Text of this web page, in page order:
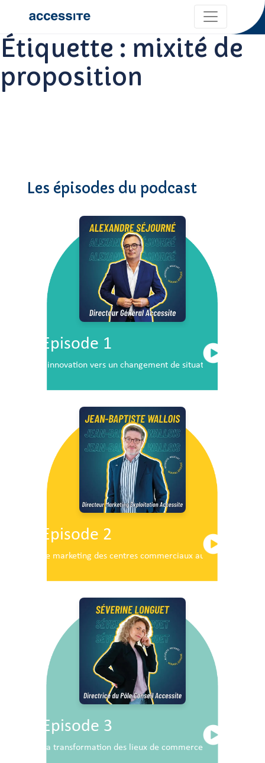
Étiquette : mixité de
proposition
Les épisodes du podcast
Episode 1
L’innovation vers un changement de situation
Episode 2
Le marketing des centres commerciaux au service du
Episode 3
La transformation des lieux de commerce